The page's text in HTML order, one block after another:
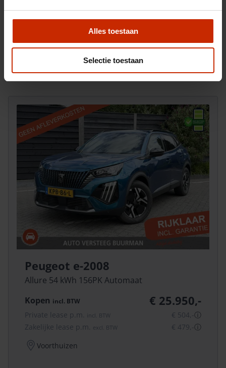
Alles toestaan
Selectie toestaan
een e-mail waarop u kunt reageren om ons ook foto's
toe te sturen.
Peugeot e-2008
Allure 54 kWh 156PK Automaat
Kopen incl. BTW € 25.950,-
Private lease p.m. incl. BTW € 504,-ⓘ
Zakelijke lease p.m.
excl. BTW € 479,-ⓘ
Voorthuizen